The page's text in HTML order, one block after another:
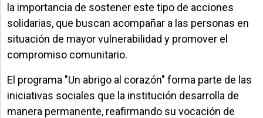
la importancia de sostener este tipo de acciones
solidarias, que buscan acompañar a las personas en
situación de mayor vulnerabilidad y promover el
compromiso comunitario.
El programa "Un abrigo al corazón" forma parte de las
iniciativas sociales que la institución desarrolla de
manera permanente, reafirmando su vocación de